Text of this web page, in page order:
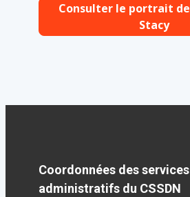
Consulter le portrait
Stacy
Coordonnées des services
administratifs du CSSDN